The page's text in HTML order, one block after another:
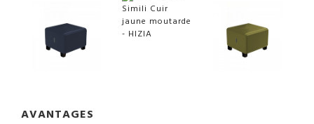
AVANTAGES